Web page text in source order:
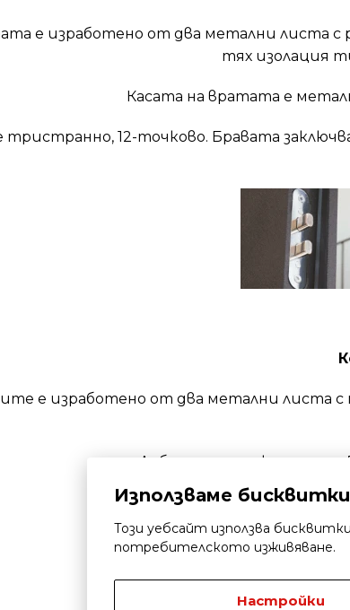
е изработено от два метални листа
тях изолация
Касата на вратата е
тристранно, 12-точково. Бравата
е изработено от два метални листа
Дебелината на крилото е
Използваме бисквитки
Този уебсайт използва
потребителското изживяване.
Настройки